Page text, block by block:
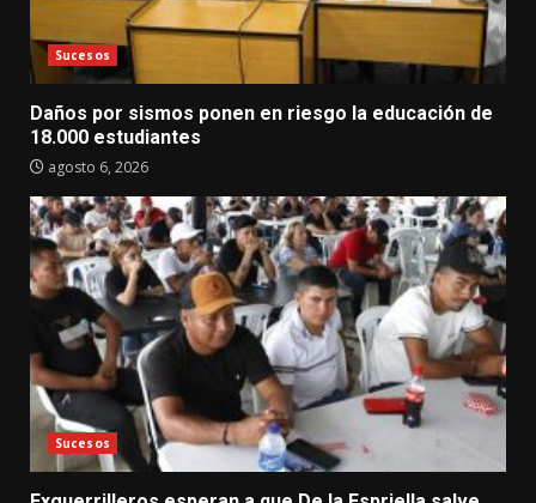
Sucesos
Daños por sismos ponen en riesgo la educación de
18.000 estudiantes
agosto 6, 2026
Sucesos